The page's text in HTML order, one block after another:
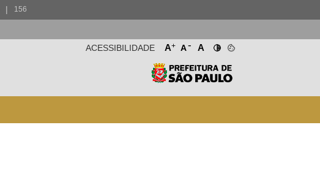
| 156
A+ A- A
ACESSIBILIDADE